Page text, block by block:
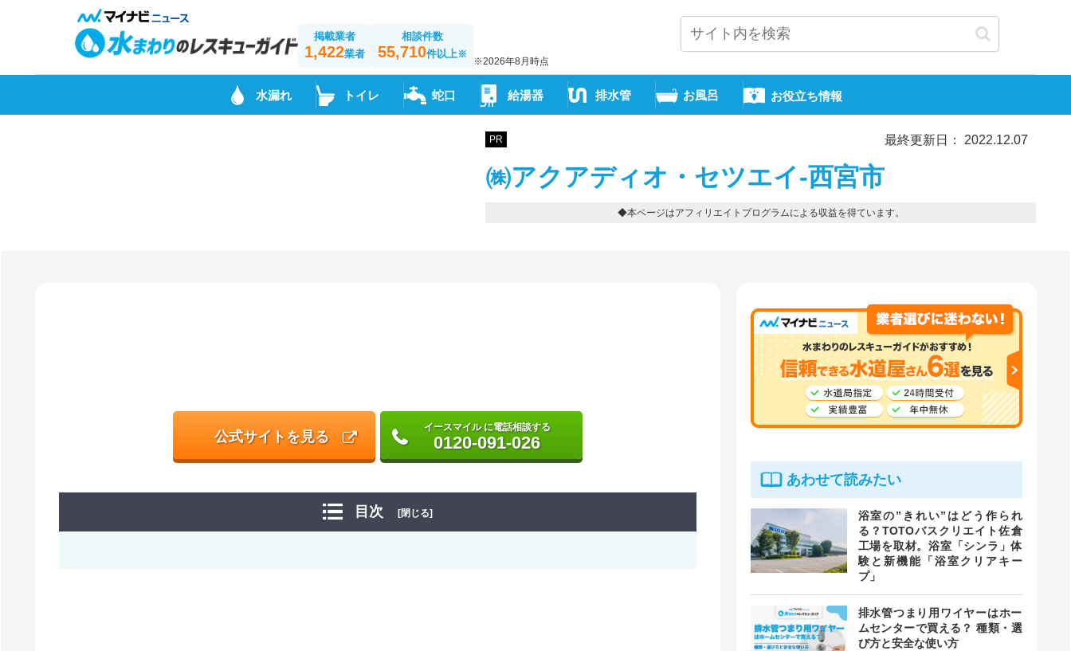
掲載業者
1,422業者
相談件数
55,710件以上※
※2026年8月時点
水漏れ トイレ 蛇口 給湯器 排水管 お風呂 お役立ち情報
PR 最終更新日： 2022.12.07
㈱アクアディオ・セツエイ-西宮市
◆本ページはアフィリエイトプログラムによる収益を得ています。
公式サイトを見る
イースマイル に電話相談する
0120-091-026
目次 [閉じる]
あわせて読みたい
浴室の”きれい”はどう作られ
る？TOTOバスクリエイト佐倉
工場を取材。浴室「シンラ」体
験と新機能「浴室クリアキー
プ」
排水管つまり用ワイヤーはホー
ムセンターで買える？ 種類・選
び方と安全な使い方